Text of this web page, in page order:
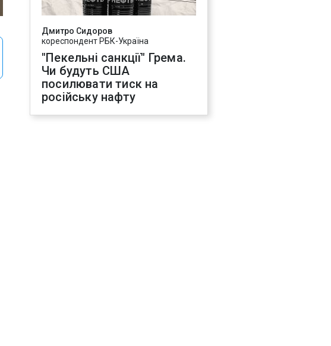
Дмитро Сидоров
кореспондент РБК-Україна
"Пекельні санкції" Грема.
Чи будуть США
посилювати тиск на
російську нафту